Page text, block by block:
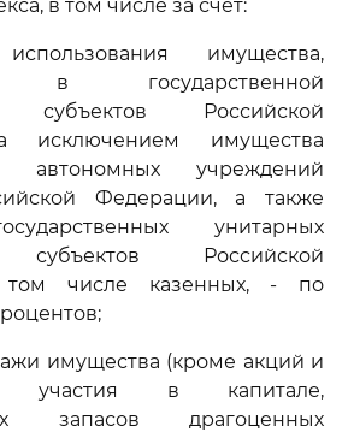
в том числе за счет:
имущества,
в государственной
субъектов Российской
исключением имущества
учреждений
Федерации, а также
унитарных
субъектов Российской
числе казенных, - по
имущества (кроме акций и
в капитале,
запасов драгоценных